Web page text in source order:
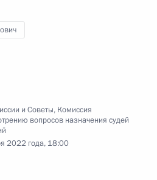
и Советы, Комиссия
вопросов назначения судей
2022 года, 18:00